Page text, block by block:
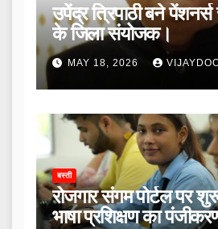
उपेंद्र त्रिपाठी बने
के जिला संयोजक।
MAY 18, 2026
बस्ती
रोजगार संगम पोर्टल पर
भाषा प्रशिक्षण का